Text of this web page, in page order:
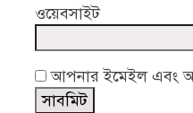
ওয়েবসাইট
আপনার ইমেইল এবং